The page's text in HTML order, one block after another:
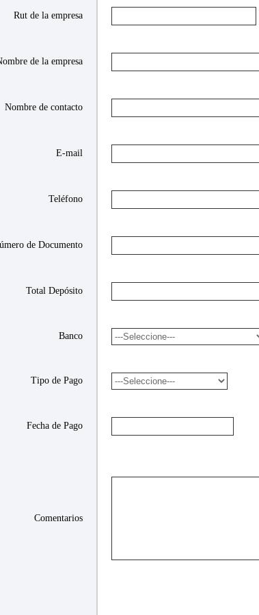
Rut de la empresa
de la empresa
Nombre de contacto
E-mail
Teléfono
de Documento
Total Depósito
Banco
Tipo de Pago
Fecha de Pago
Comentarios